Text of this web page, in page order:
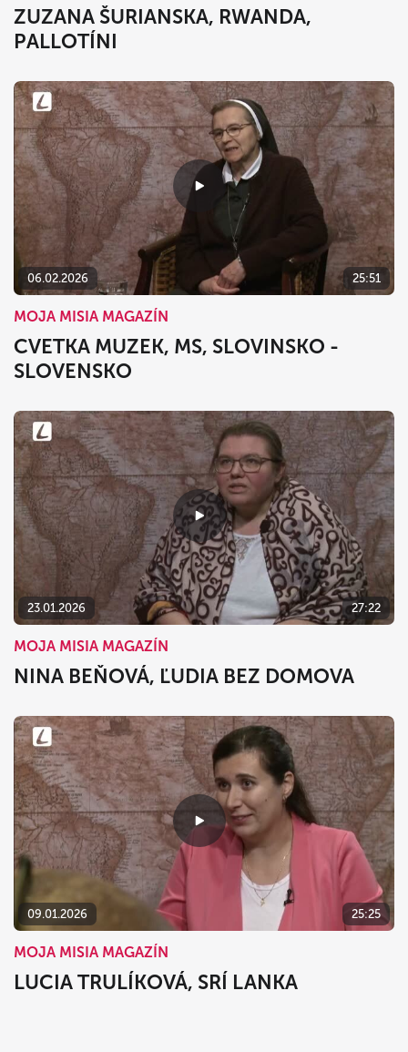
ZUZANA ŠURIANSKA, RWANDA,
PALLOTÍNI
06.02.2026 25:51
MOJA MISIA MAGAZÍN
CVETKA MUZEK, MS, SLOVINSKO -
SLOVENSKO
23.01.2026 27:22
MOJA MISIA MAGAZÍN
NINA BEŇOVÁ, ĽUDIA BEZ DOMOVA
09.01.2026 25:25
MOJA MISIA MAGAZÍN
LUCIA TRULÍKOVÁ, SRÍ LANKA